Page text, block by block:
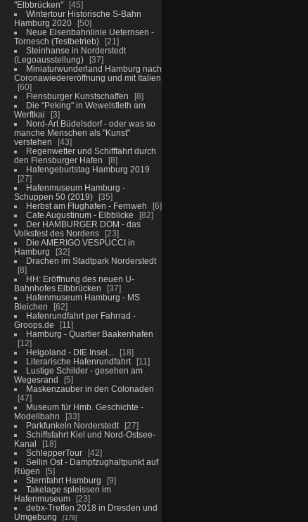
"Elbbrücken"
45
Wintertour Historische S-Bahn
Hamburg 2020
50
Neue Eisenbahnlinie Ueternsen -
Tornesch (Testbetrieb)
21
Steinhanse in Norderstedt
(Legoausstellung)
37
Miniaturwunderland Hamburg nach
Coronawiedereröffnung und mit Italien
60
Flensburger Kunstschaffen
8
Die "Peking" in Wewelsfleth am
Werftkai
3
Nord-Art Büdelsdorf - oder was so
manche Menschen als "Kunst"
verstehen
43
Regenwetter und Schifffahrt durch
den Flensburger Hafen
8
Hafengeburtstag Hamburg 2019
27
Hafenmuseum Hamburg -
Schuppen 50 (2019)
35
Herbst am Flughafen - Fernweh
6
Cafe Augustinum - Elbblicke
82
Der HAMBURGER DOM - das
Volksfest des Nordens
23
Die AMERIGO VESPUCCI in
Hamburg
32
Drachen im Stadtpark Norderstedt
8
HH: Eröffnung des neuen U-
Bahnhofes Elbbrücken
37
Hafenmuseum Hamburg - MS
Bleichen
62
Hafenrundfahrt per Fahrrad -
Groops.de
11
Hamburg - Quartier Baakenhafen
12
Helgoland - DIE Insel...
18
Literarische Hafenrundfahrt
11
Lustige Schilder - gesehen am
Wegesrand
5
Maskenzauber in den Colonaden
47
Museum für Hmb. Geschichte -
Modellbahn
33
Parkfunkeln Norderstedt
27
Schiffsfahrt Kiel und Nord-Ostsee-
Kanal
18
SchlepperTour
42
Sellin Ost - Dampfzughaltpunkt auf
Rügen
5
Sternfahrt Hamburg
9
Takelage spleissen im
Hafenmuseum
23
debx-Treffen 2018 in Dresden und
Umgebung
178